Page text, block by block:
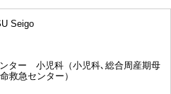
Seigo
ター 小児科（小児科､総合周産期母
救急センター）